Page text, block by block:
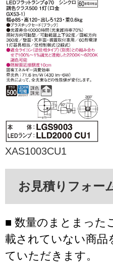
XAS1003CU1
お見積りフォー
■ 数量のまとまった
載されていない商品
ていただきます。